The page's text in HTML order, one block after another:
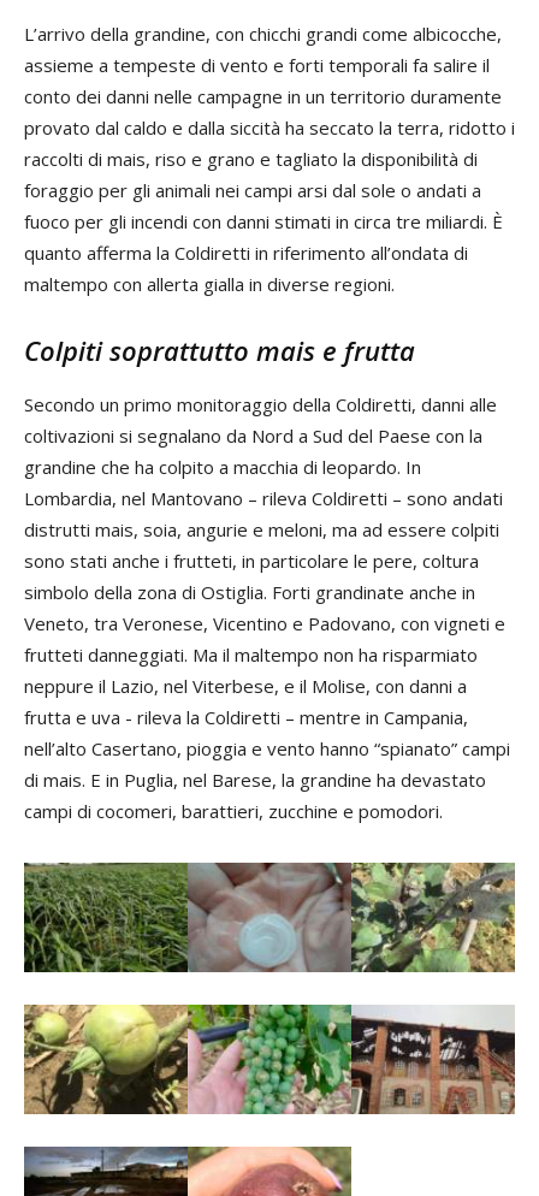
L’arrivo della grandine, con chicchi grandi come albicocche,
assieme a tempeste di vento e forti temporali fa salire il
conto dei danni nelle campagne in un territorio duramente
provato dal caldo e dalla siccità ha seccato la terra, ridotto i
raccolti di mais, riso e grano e tagliato la disponibilità di
foraggio per gli animali nei campi arsi dal sole o andati a
fuoco per gli incendi con danni stimati in circa tre miliardi. È
quanto afferma la Coldiretti in riferimento all’ondata di
maltempo con allerta gialla in diverse regioni.
Colpiti soprattutto mais e frutta
Secondo un primo monitoraggio della Coldiretti, danni alle
coltivazioni si segnalano da Nord a Sud del Paese con la
grandine che ha colpito a macchia di leopardo. In
Lombardia, nel Mantovano – rileva Coldiretti – sono andati
distrutti mais, soia, angurie e meloni, ma ad essere colpiti
sono stati anche i frutteti, in particolare le pere, coltura
simbolo della zona di Ostiglia. Forti grandinate anche in
Veneto, tra Veronese, Vicentino e Padovano, con vigneti e
frutteti danneggiati. Ma il maltempo non ha risparmiato
neppure il Lazio, nel Viterbese, e il Molise, con danni a
frutta e uva - rileva la Coldiretti – mentre in Campania,
nell’alto Casertano, pioggia e vento hanno “spianato” campi
di mais. E in Puglia, nel Barese, la grandine ha devastato
campi di cocomeri, barattieri, zucchine e pomodori.